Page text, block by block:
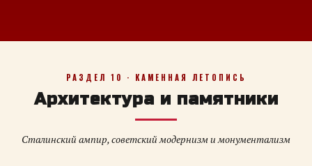
РАЗДЕЛ 10 · КАМЕННАЯ ЛЕТОПИСЬ
Архитектура и памятники
Сталинский ампир, советский модернизм и монументализм